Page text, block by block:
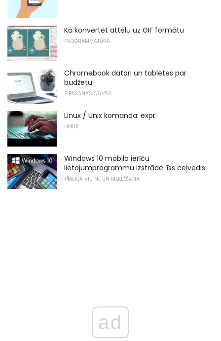
Kā konvertēt attēlu uz GIF formātu
PROGRAMMATŪRA
Chromebook datori un tabletes par
budžetu
PIRKŠANAS CEĻVEŽI
Linux / Unix komanda: expr
LINUX
Windows 10 mobilo ierīču
lietojumprogrammu izstrāde: īss ceļvedis
TĪMEKĻA VIETNE UN MEKLĒŠANA
ad